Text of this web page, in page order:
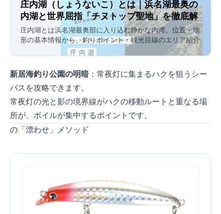
庄内湖（しょうないこ）とは｜浜名湖最奥の
内湖と世界屈指「チヌトップ聖地」を徹底解
説
庄内湖とは浜名湖最奥部に入り込む静かな内湾。位置・地
形の基本情報から、釣りポイント・観光目線のエリア紹介
まで網羅。浜名湖の東側・内海「庄内湖」はチヌトップの
光ハブも参照。
新居海釣り公園の明暗 ：常夜灯に集まるハクを狙うシー
バスを攻略できます。
常夜灯の光と影の境界線がハクの移動ルートと重なる場
所が、ボイルが集中するポイントです。
Sasuke SF75の「漂わせ」メソッド